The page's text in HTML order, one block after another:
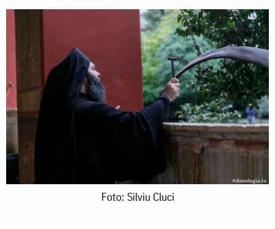
Foto: Silviu Cluci